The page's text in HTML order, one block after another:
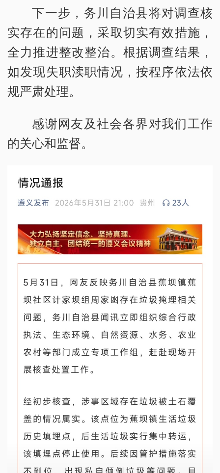
下一步，务川自治县将对调查核
实存在的问题，采取切实有效措施，
全力推进整改整治。根据调查结果，
如发现失职渎职情况，按程序依法依
规严肃处理。
感谢网友及社会各界对我们工作
的关心和监督。